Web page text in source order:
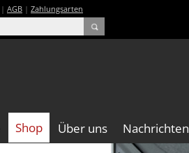
| AGB | Zahlungsarten
Shop Über uns Nachrichten